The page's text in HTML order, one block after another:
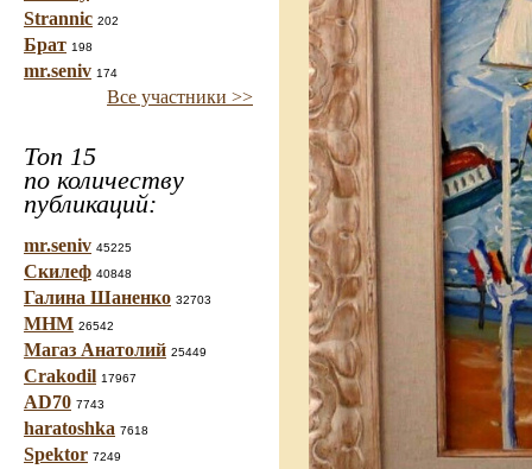
Strannic 202
Брат 198
mr.seniv 174
Все участники >>
Топ 15
по количеству
публикаций:
mr.seniv 45225
Скилеф 40848
Галина Шаненко 32703
МНМ 26542
Магаз Анатолий 25449
Crakodil 17967
AD70 7743
haratoshka 7618
Spektor 7249